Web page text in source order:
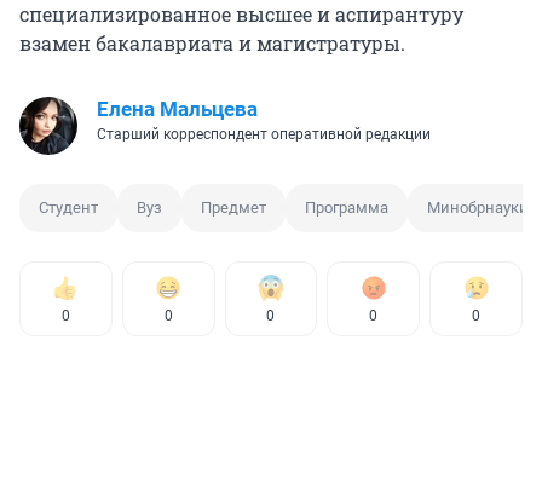
специализированное высшее и аспирантуру
взамен бакалавриата и магистратуры.
Елена Мальцева
Старший корреспондент оперативной редакции
Студент Вуз Предмет Программа Минобрнауки
0 0 0 0 0